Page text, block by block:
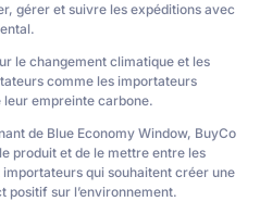
gérer et suivre les expéditions avec
le changement climatique et les
comme les importateurs
empreinte carbone.
de Blue Economy Window, BuyCo
produit et de le mettre entre les
qui souhaitent créer une
positif sur l’environnement.